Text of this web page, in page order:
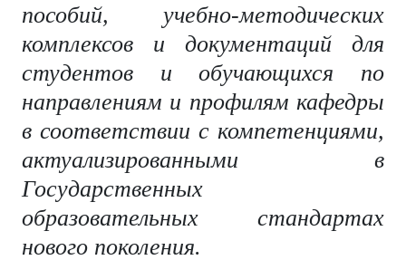
пособий, учебно-методических
комплексов и документаций для
студентов и обучающихся по
направлениям и профилям кафедры
в соответствии с компетенциями,
актуализированными в
Государственных
образовательных стандартах
нового поколения.